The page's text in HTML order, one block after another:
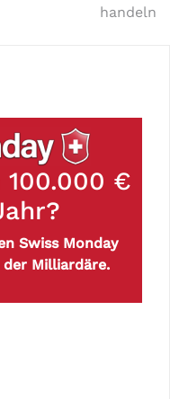
handeln
€
Swiss Monday
Milliardäre.